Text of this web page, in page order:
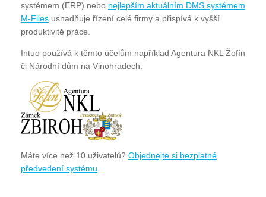
systémem (ERP) nebo nejlepším aktuálním DMS systémem
M-Files usnadňuje řízení celé firmy a přispívá k vyšší
produktivitě práce.
Intuo používá k těmto účelům například Agentura NKL Žofín
či Národní dům na Vinohradech.
Máte více než 10 uživatelů? Objednejte si bezplatné
předvedení systému